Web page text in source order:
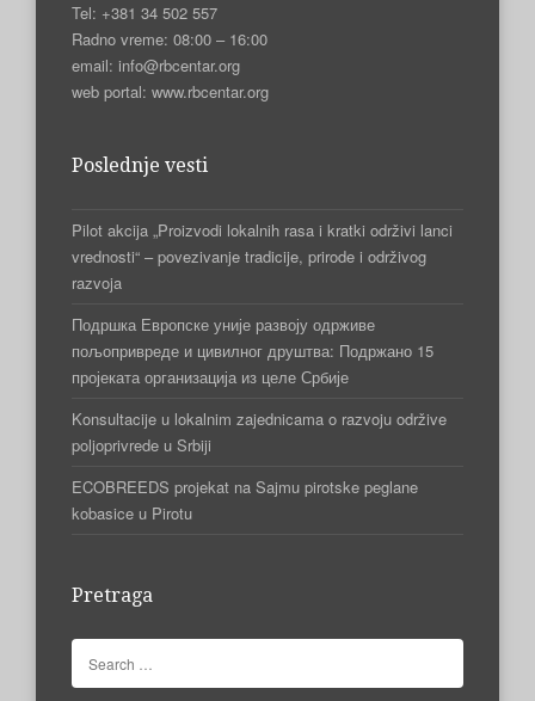
Tel: +381 34 502 557
Radno vreme: 08:00 – 16:00
email: info@rbcentar.org
web portal: www.rbcentar.org
Poslednje vesti
Pilot akcija „Proizvodi lokalnih rasa i kratki održivi lanci
vrednosti“ – povezivanje tradicije, prirode i održivog
razvoja
Подршка Европске уније развоју одрживе
пољопривреде и цивилног друштва: Подржано 15
пројеката организација из целе Србије
Konsultacije u lokalnim zajednicama o razvoju održive
poljoprivrede u Srbiji
ECOBREEDS projekat na Sajmu pirotske peglane
kobasice u Pirotu
Pretraga